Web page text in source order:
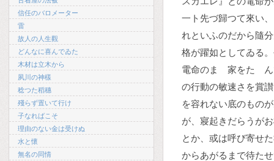
信任のバロメーター
雷
故人の人生觀
どんなに喜んでゐた
木材は立木から
夙川の神樣
稔つた稻穗
殘らず置いて行け
子なればこそ
理由のない金は受けぬ
水と懷
無名の同情
一ト先づ歸つて來い
れといふのだから隨
格が躍如としてゐる
電命のまゝ家をたゝ
の行動の敏速さを賞
を容れない底のもの
が、寢起きだらうが
とか、或は呼び寄せ
からあがるまで待た